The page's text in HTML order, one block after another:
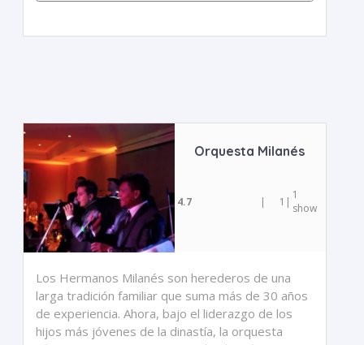
Orquesta Milanés
4.7 | 1 | 1
show
Los Hermanos Milanés son herederos de una
larga tradición familiar que suma más de 30 años
de experiencia. Ahora, bajo el liderazgo de los
hijos más jóvenes de la dinastía, la orquesta